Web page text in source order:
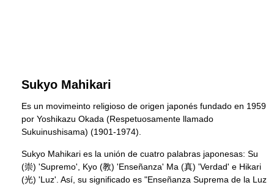
Sukyo Mahikari
Es un movimeinto religioso de origen japonés fundado en 1959
por Yoshikazu Okada (Respetuosamente llamado
Sukuinushisama) (1901-1974).
Sukyo Mahikari es la unión de cuatro palabras japonesas: Su
(崇) 'Supremo', Kyo (教) 'Enseñanza' Ma (真) 'Verdad' e Hikari
(光) 'Luz'. Así, su significado es "Enseñanza Suprema de la Luz